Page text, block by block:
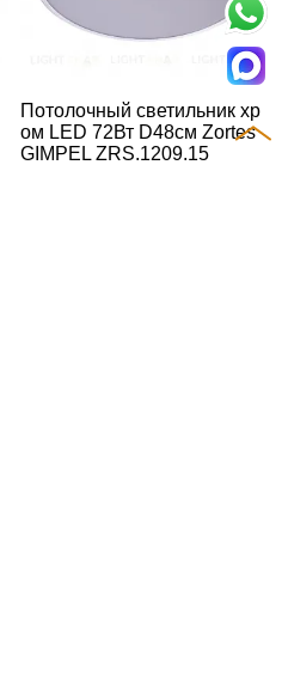
Потолочный светильник хр
ом LED 72Вт D48см Zortes
GIMPEL ZRS.1209.15